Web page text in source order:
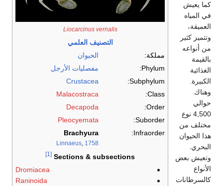
Liocarcinus vernalis
التصنيف العلمي
مملكة:
الحيوان
Phylum:
مفصليات الأرجل
Subphylum:
Crustacea
Class:
Malacostraca
Order:
Decapoda
Suborder:
Pleocyemata
Infraorder:
Brachyura
Linnaeus, 1758
Sections & subsections
[1]
Dromiacea
Raninoida
كما يعيش
في المياه
العميقة،
وتتميز كثير
من أنواعه
بالقيمة
الغذائية
الكبيرة.
وهناك
حوالي
4,500 نوع
مختلف من
هذا الحيوان
البحري.
وتعيش بعض
الأنواع
كالسرطانات